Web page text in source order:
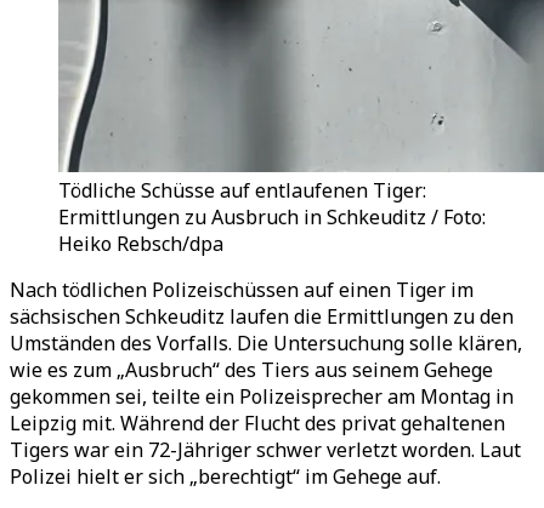
Tödliche Schüsse auf entlaufenen Tiger:
Ermittlungen zu Ausbruch in Schkeuditz / Foto:
Heiko Rebsch/dpa
Nach tödlichen Polizeischüssen auf einen Tiger im
sächsischen Schkeuditz laufen die Ermittlungen zu den
Umständen des Vorfalls. Die Untersuchung solle klären,
wie es zum „Ausbruch“ des Tiers aus seinem Gehege
gekommen sei, teilte ein Polizeisprecher am Montag in
Leipzig mit. Während der Flucht des privat gehaltenen
Tigers war ein 72-Jähriger schwer verletzt worden. Laut
Polizei hielt er sich „berechtigt“ im Gehege auf.